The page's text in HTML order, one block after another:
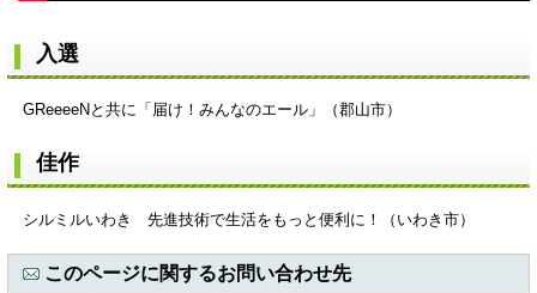
入選
GReeeeNと共に「届け！みんなのエール」（郡山市）
佳作
シルミルいわき 先進技術で生活をもっと便利に！（いわき市）
このページに関するお問い合わせ先